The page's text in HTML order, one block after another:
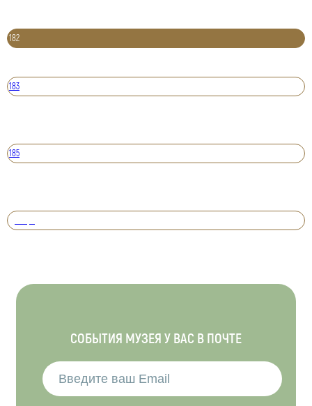
182
183
185
СОБЫТИЯ МУЗЕЯ У ВАС В ПОЧТЕ